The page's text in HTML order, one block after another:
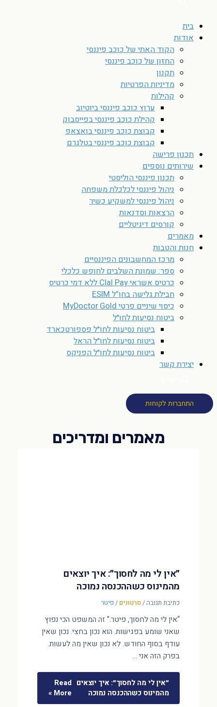
בית
אודות
הקוד האתי של כוכב פיננסי
החזון של כוכב פיננסי
תקנון
מדיניות הפרטיות
קהילות
ערוץ כוכב פיננסי ביוטיוב
קהילת כוכב פיננסי בפייסבוק
קבוצת כוכב פיננסי בואצאפ
קבוצת כוכב פיננסי בטלגרם
תכנון פרישה
שירותים נוספים
תכנון פיננסי הוליסטי
ניהול פיננסי לכלכלת משפחה
ניהול פיננסי למשקיע כשיר
הרצאות וסדנאות
קורסים דיגיטליים
מאמרים
חנות והטבות
מרכז המחשבונים הפיננסיים
ספר: שמונת השלבים לחופש כלכלי
כרטיס אשראי Clal Pay ללא דמי כרטיס
חבילת גלישה בחו”ל ESIM
כיסוי שיניים פרטי MyDoctor Gold
ביטוח נסיעות לחו״ל
ביטוח נסיעות לחו״ל פספורטכארד
ביטוח נסיעות לחו״ל הראל
ביטוח נסיעות לחו״ל הפניקס
יצירת קשר
התחברות לקוחות
״אין לי מה לחסוך״: איך יוצאים
מהמינוס כשההכנסה נמוכה
כתיבת תגובה/סרטונים / פיטר
“אין לי מה לחסוך, פיטר.” זה המשפט הכי נפוץ
שאני שומע בפגישות. הוא נכון בחצי. נכון שאין
עודף בסוף החודש. לא נכון שאין מה לעשות.
בפרק הזה אני …
״אין לי מה לחסוך״: איך יוצאים
מהמינוס כשההכנסה נמוכה
Read
More »